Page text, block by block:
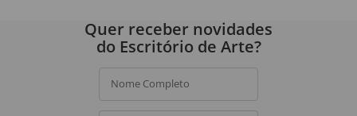
Quer receber novidades
do Escritório de Arte?
Nome Completo